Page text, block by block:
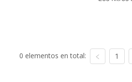
0 elementos en total: 1